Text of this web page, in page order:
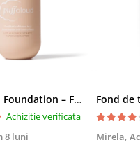
Puff Cloud Foundation – Fond de ten cu efect natural
Achizitie verificata
8 luni
Mirela,